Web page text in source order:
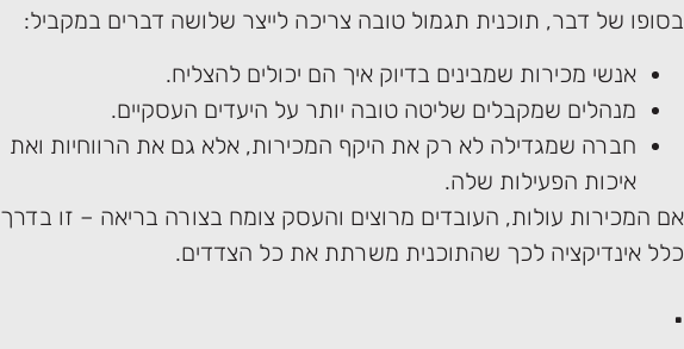
בסופו של דבר, תוכנית תגמול טובה צריכה לייצר שלושה דברים במקביל:
אנשי מכירות שמבינים בדיוק איך הם יכולים להצליח.
מנהלים שמקבלים שליטה טובה יותר על היעדים העסקיים.
חברה שמגדילה לא רק את היקף המכירות, אלא גם את הרווחיות ואת
איכות הפעילות שלה.
אם המכירות עולות, העובדים מרוצים והעסק צומח בצורה בריאה – זו בדרך
כלל אינדיקציה לכך שהתוכנית משרתת את כל הצדדים.
.